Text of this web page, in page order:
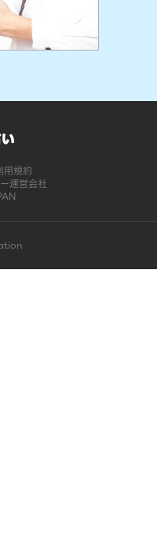
用規約
運営会社
た | LINE占い